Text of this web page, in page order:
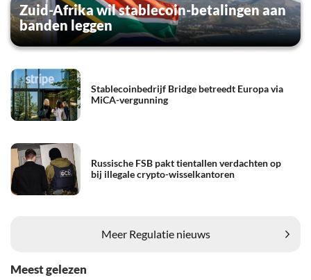
Zuid-Afrika wil stablecoin-betalingen aan
banden leggen
Stablecoinbedrijf Bridge betreedt Europa via
MiCA-vergunning
Russische FSB pakt tientallen verdachten op
bij illegale crypto-wisselkantoren
Meer Regulatie nieuws
Meest gelezen